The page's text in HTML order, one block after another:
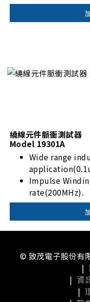
繞線元件脈衝測試器
Model 19301A
Wide range
Impulse
rate(200MHz).
Contact check
by measured
B.D.V
© 致茂電子股份有
|
| 資
|